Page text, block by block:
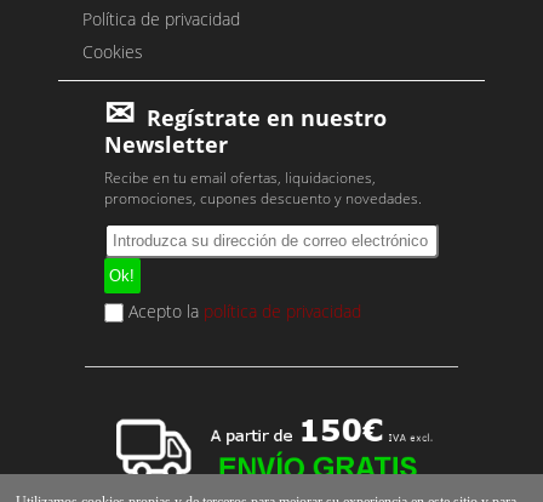
Política de privacidad
Cookies
Regístrate en nuestro
Newsletter
Recibe en tu email ofertas, liquidaciones,
promociones, cupones descuento y novedades.
Acepto la política de privacidad